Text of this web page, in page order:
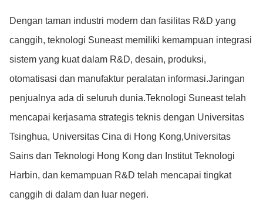
Dengan taman industri modern dan fasilitas R&D yang
canggih, teknologi Suneast memiliki kemampuan integrasi
sistem yang kuat dalam R&D, desain, produksi,
otomatisasi dan manufaktur peralatan informasi.Jaringan
penjualnya ada di seluruh dunia.Teknologi Suneast telah
mencapai kerjasama strategis teknis dengan Universitas
Tsinghua, Universitas Cina di Hong Kong,Universitas
Sains dan Teknologi Hong Kong dan Institut Teknologi
Harbin, dan kemampuan R&D telah mencapai tingkat
canggih di dalam dan luar negeri.